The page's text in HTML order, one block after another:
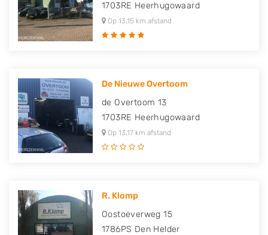
1703RE Heerhugowaard
Op 13,15 km afstand
De Nieuwe Overtoom
de Overtoom 13
1703RE Heerhugowaard
Op 13,17 km afstand
R. Klomp
Oostoeverweg 15
1786PS Den Helder